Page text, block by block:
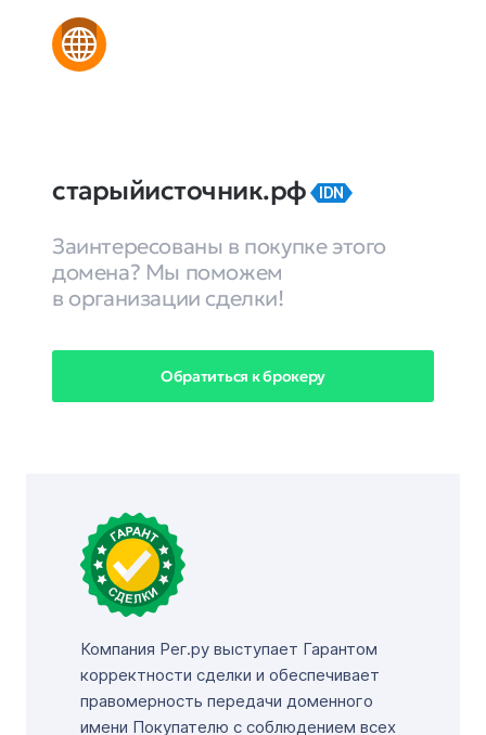
старыйисточник.рф IDN
Заинтересованы в покупке этого
домена? Мы поможем
в организации сделки!
Обратиться к брокеру
Компания Рег.ру выступает Гарантом
корректности сделки и обеспечивает
правомерность передачи доменного
имени Покупателю с соблюдением всех